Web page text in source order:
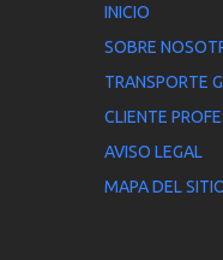
INICIO
SOBRE
TRANSPORTE
CLIENTE
AVISO LEGAL
MAPA DEL